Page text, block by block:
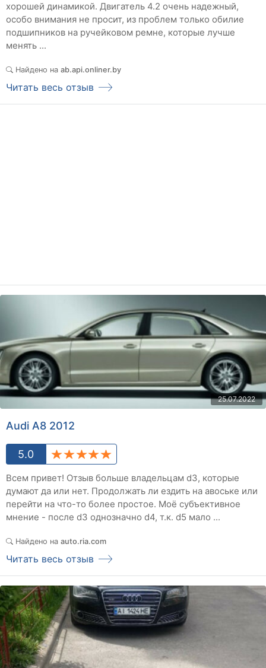
хорошей динамикой. Двигатель 4.2 очень надежный,
особо внимания не просит, из проблем только обилие
подшипников на ручейковом ремне, которые лучше
менять ...
Найдено на ab.api.onliner.by
Читать весь отзыв
25.07.2022
Audi A8 2012
5.0
Всем привет! Отзыв больше владельцам d3, которые
думают да или нет. Продолжать ли ездить на авоське или
перейти на что-то более простое. Моё субъективное
мнение - после d3 однозначно d4, т.к. d5 мало ...
Найдено на auto.ria.com
Читать весь отзыв